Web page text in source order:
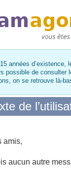
années
possible de consulter
on se retrouve là-
de
amis,
aucun autre